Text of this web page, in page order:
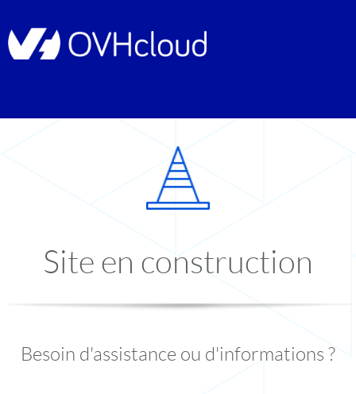
Site en construction
Besoin d'assistance ou d'informations ?